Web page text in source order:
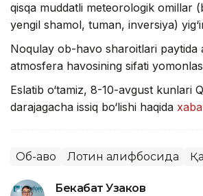
qisqa muddatli meteorologik omillar
yengil shamol, tuman, inversiya)
Noqulay ob-havo sharoitlari paytida
atmosfera havosining sifati
Eslatib o‘tamiz, 8-10-avgust kunlari
darajagacha issiq bo‘lishi haqida
Об-ҳаво Лотин алифбосида
Бекабат Узаков